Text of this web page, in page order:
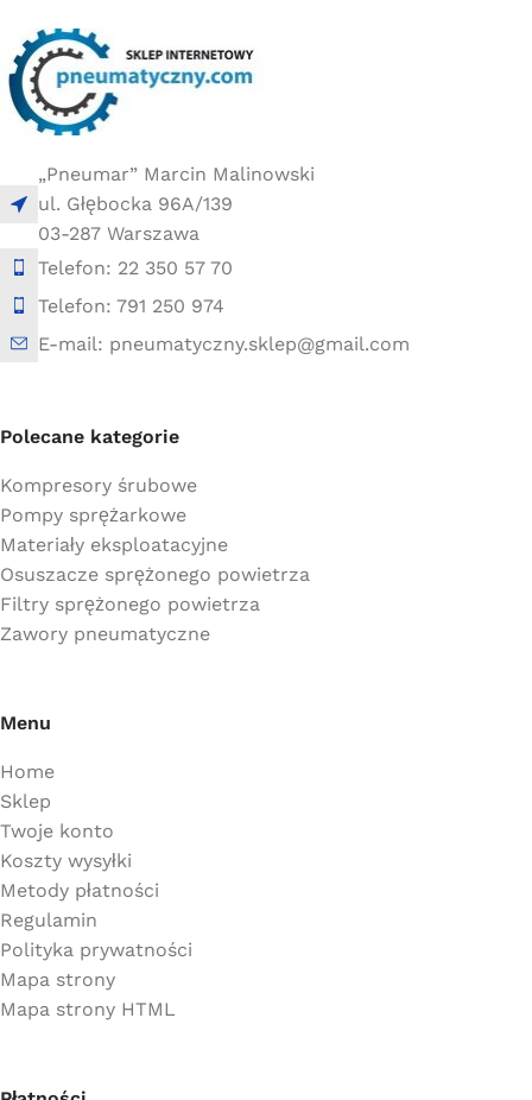
„Pneumar” Marcin Malinowski
ul. Głębocka 96A/139
03-287 Warszawa
Telefon: 22 350 57 70
Telefon: 791 250 974
E-mail: pneumatyczny.sklep@gmail.com
Polecane kategorie
Kompresory śrubowe
Pompy sprężarkowe
Materiały eksploatacyjne
Osuszacze sprężonego powietrza
Filtry sprężonego powietrza
Zawory pneumatyczne
Menu
Home
Sklep
Twoje konto
Koszty wysyłki
Metody płatności
Regulamin
Polityka prywatności
Mapa strony
Mapa strony HTML